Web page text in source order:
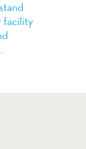
facility